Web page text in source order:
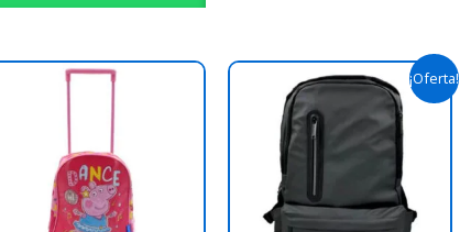
¡Oferta!
El
precio
original
era:
$ 76.900,00.
El
precio
actual